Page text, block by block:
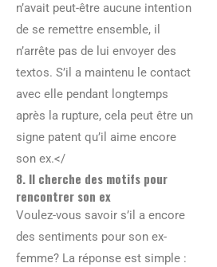
n’avait peut-être aucune intention
de se remettre ensemble, il
n’arrête pas de lui envoyer des
textos. S’il a maintenu le contact
avec elle pendant longtemps
après la rupture, cela peut être un
signe patent qu’il aime encore
son ex.</
8. Il cherche des motifs pour
rencontrer son ex
Voulez-vous savoir s’il a encore
des sentiments pour son ex-
femme? La réponse est simple :